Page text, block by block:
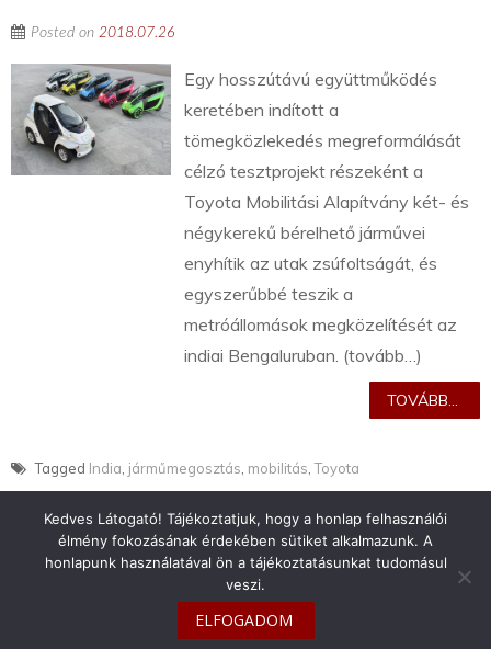
Posted on 2018.07.26
Egy hosszútávú együttműködés
keretében indított a
tömegközlekedés megreformálását
célzó tesztprojekt részeként a
Toyota Mobilitási Alapítvány két- és
négykerekű bérelhető járművei
enyhítik az utak zsúfoltságát, és
egyszerűbbé teszik a
metróállomások megközelítését az
indiai Bengaluruban. (tovább…)
TOVÁBB...
Tagged India járműmegosztás mobilitás ,Toyota
info@toyotaclub.hu
Copyright © 2026Toyota Klub Magyarország
Kedves Látogató! Tájékoztatjuk, hogy a honlap felhasználói
élmény fokozásának érdekében sütiket alkalmazunk. A
honlapunk használatával ön a tájékoztatásunkat tudomásul
veszi.
ELFOGADOM